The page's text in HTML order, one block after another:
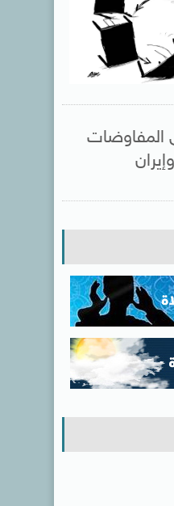
المفاوضات